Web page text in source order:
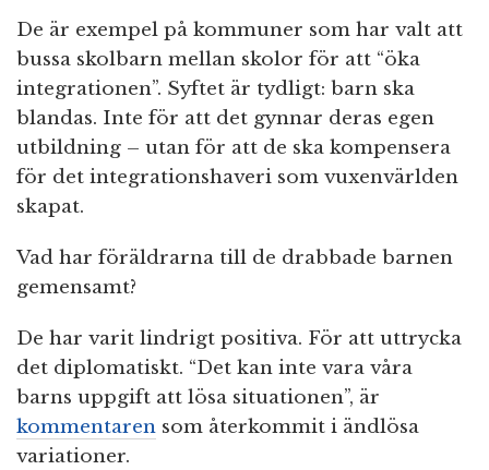
De är exempel på kommuner som har valt att
bussa skolbarn mellan skolor för att “öka
integrationen”. Syftet är tydligt: barn ska
blandas. Inte för att det gynnar deras egen
utbildning – utan för att de ska kompensera
för det integrationshaveri som vuxenvärlden
skapat.
Vad har föräldrarna till de drabbade barnen
gemensamt?
De har varit lindrigt positiva. För att uttrycka
det diplomatiskt. “Det kan inte vara våra
barns uppgift att lösa situationen”, är
kommentaren som återkommit i ändlösa
variationer.